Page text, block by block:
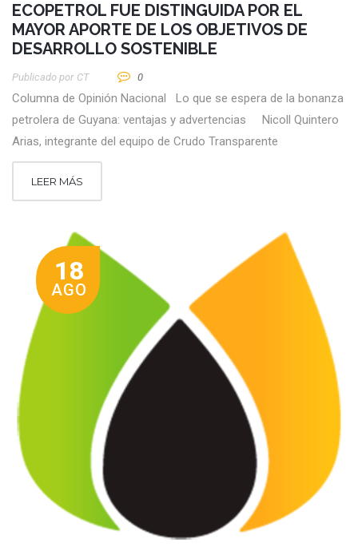
ECOPETROL FUE DISTINGUIDA POR EL
MAYOR APORTE DE LOS OBJETIVOS DE
DESARROLLO SOSTENIBLE
Publicado por CT 0
Columna de Opinión Nacional Lo que se espera de la bonanza
petrolera de Guyana: ventajas y advertencias Nicoll Quintero
Arias, integrante del equipo de Crudo Transparente
LEER MÁS
18
AGO